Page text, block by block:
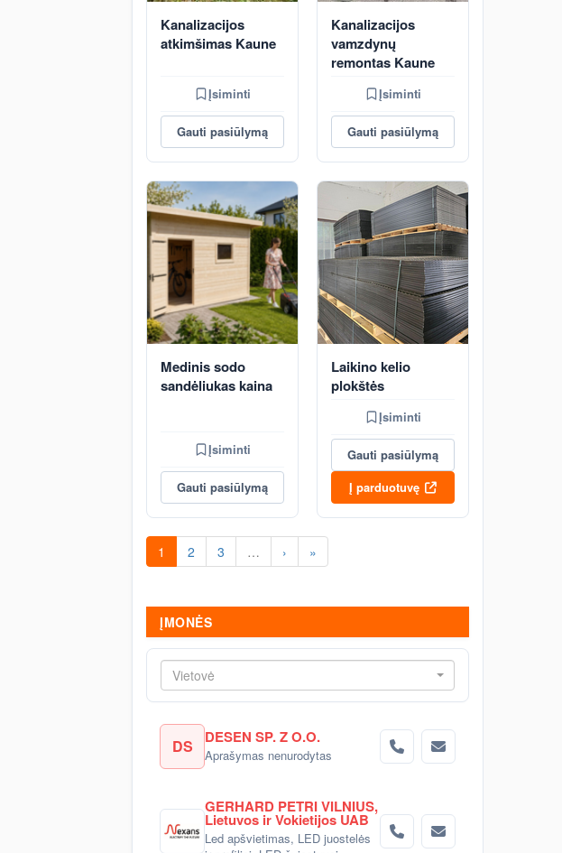
Kanalizacijos
atkimšimas Kaune
Įsiminti
Gauti pasiūlymą
Kanalizacijos
vamzdynų
remontas Kaune
Įsiminti
Gauti pasiūlymą
Medinis sodo
sandėliukas kaina
Įsiminti
Gauti pasiūlymą
Laikino kelio
plokštės
Įsiminti
Gauti pasiūlymą
Į parduotuvę
1 2 3 … › »
ĮMONĖS
Vietovė
DS DESEN SP. Z O.O.
Aprašymas nenurodytas
GERHARD PETRI VILNIUS,
Lietuvos ir Vokietijos UAB
Led apšvietimas, LED juostelės